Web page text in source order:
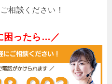
相談ください！
困ったら…／